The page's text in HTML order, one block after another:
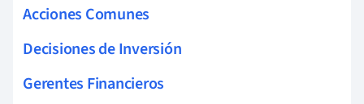
Acciones Comunes
Decisiones de Inversión
Gerentes Financieros